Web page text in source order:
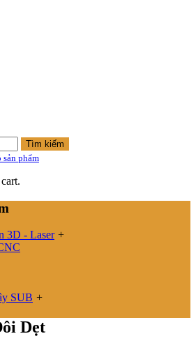
Tìm kiếm
sản phẩm
3D - Laser +
SUB +
Dẹt